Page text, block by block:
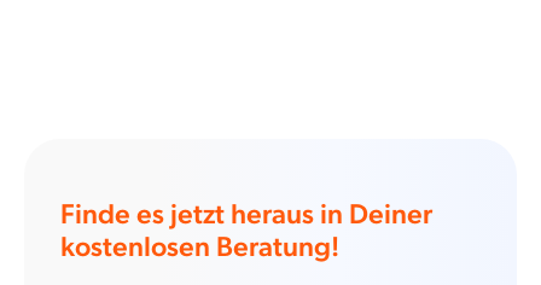
Finde es jetzt heraus in Deiner
kostenlosen Beratung!